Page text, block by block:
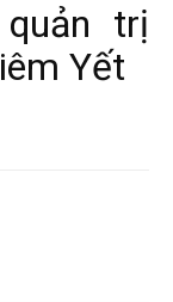
trị
Yết